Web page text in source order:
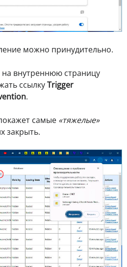
можно принудительно.
внутреннюю страницу
ссылкуTrigger
.
самые «тяжелые»
закрыть.